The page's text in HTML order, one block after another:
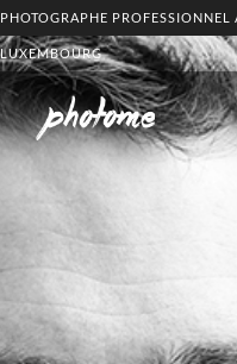
PHOTOGRAPHE
LUXEMBOURG